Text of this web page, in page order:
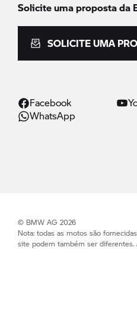
Solicite uma proposta da
SOLICITE UMA
Facebook
WhatsApp
© BMW AG 2026
Nota: todas as motos são
site podem também ser